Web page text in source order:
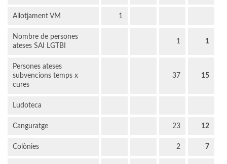
Allotjament VM 1
Nombre de persones
ateses SAI LGTBI
1 1
Persones ateses
subvencions temps x
cures
37 15
Ludoteca
Canguratge 23 12
Colònies 2 7